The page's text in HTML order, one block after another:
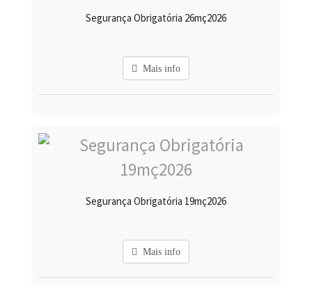
Segurança Obrigatória 26mç2026
Mais info
Segurança Obrigatória 19mç2026
Mais info